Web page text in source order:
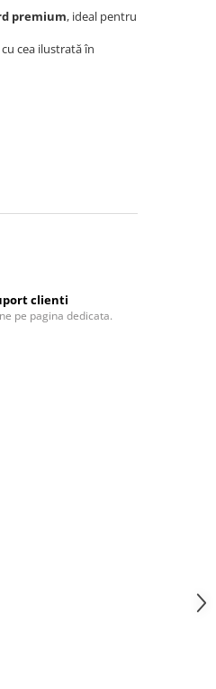
premium, ideal pentru
cea ilustrată în
clienti
pe pagina dedicata.